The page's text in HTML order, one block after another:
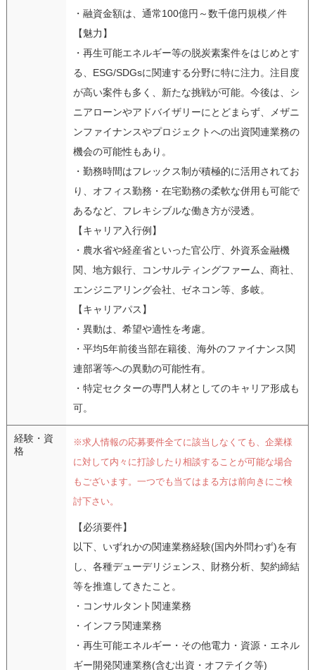
・融資金額は、通常100億円～数千億円規模／件
【魅力】
・再生可能エネルギー等の脱炭素案件をはじめとす
る、ESG/SDGsに関連する分野に特に注力。注目度
が高い案件も多く、新たな挑戦が可能。今後は、シ
ニアローンやアドバイザリーにとどまらず、メザニ
ンファイナンスやプロジェクトへの出資関連業務の
機会の可能性もあり。
・勤務時間はフレックス制が積極的に活用されてお
り、オフィス勤務・在宅勤務の柔軟な併用も可能で
あるなど、フレキシブルな働き方が浸透。
【キャリア入行例】
・農水省や経産省といった官公庁、外資系金融機
関、地方銀行、コンサルティングファーム、商社、
エンジニアリング会社、ゼネコン等、多岐。
【キャリアパス】
・異動は、希望や適性を考慮。
・平均5年前後当部在籍後、海外のファイナンス関
連部署等への異動の可能性有。
・特定セクターの専門人材としてのキャリア形成も
可。
経験・資
格
※求人情報の応募要件全てに該当しなくても、企業様
に対して内々に打診したり相談することが可能な場合
もございます。一つでも当てはまる方は前向きにご検
討下さい。
【必須要件】
以下、いずれかの関連業務経験(国内外問わず)を有
し、各種デューデリジェンス、財務分析、契約締結
等を推進してきたこと。
・コンサルタント関連業務
・インフラ関連業務
・再生可能エネルギー・その他電力・資源・エネル
ギー開発関連業務(含む出資・オフテイク等)